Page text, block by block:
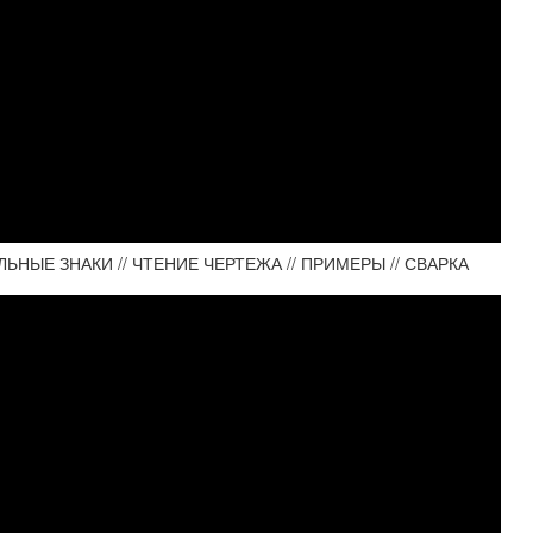
ЗНАКИ // ЧТЕНИЕ ЧЕРТЕЖА // ПРИМЕРЫ // СВАРКА